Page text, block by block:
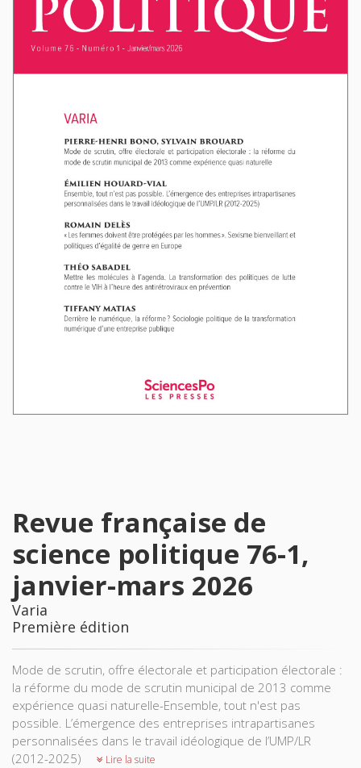
Revue française de
science politique 76-1,
janvier-mars 2026
Varia
Première édition
Mode de scrutin, offre électorale et participation électorale :
la réforme du mode de scrutin municipal de 2013 comme
expérience quasi naturelle-Ensemble, tout n'est pas
possible. L’émergence des entreprises intrapartisanes
personnalisées dans le travail idéologique de l’UMP/LR
(2012-2025)
Lire la suite